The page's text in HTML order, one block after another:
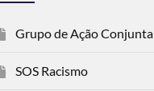
Grupo de Ação Conjunta
SOS Racismo